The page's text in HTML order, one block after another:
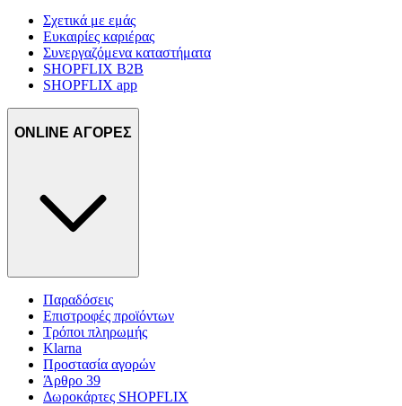
Σχετικά με εμάς
Ευκαιρίες καριέρας
Συνεργαζόμενα καταστήματα
SHOPFLIX B2B
SHOPFLIX app
ONLINE ΑΓΟΡΕΣ
Παραδόσεις
Επιστροφές προϊόντων
Τρόποι πληρωμής
Klarna
Προστασία αγορών
Άρθρο 39
Δωροκάρτες SHOPFLIX